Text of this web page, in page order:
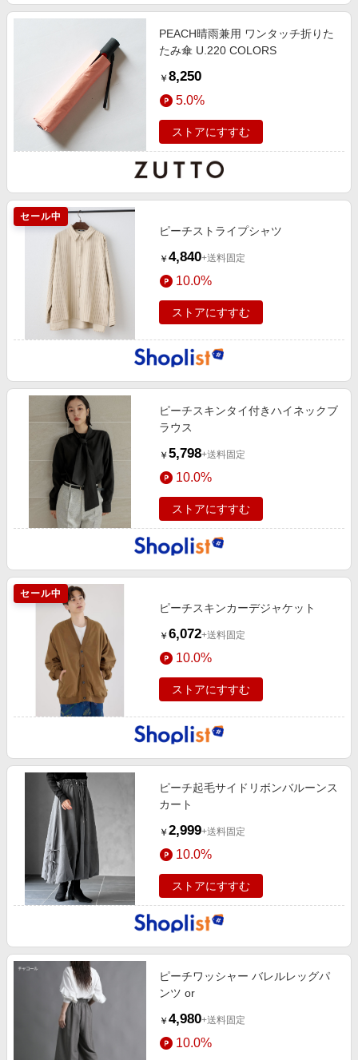
PEACH晴雨兼用 ワンタッチ折りた
たみ傘 U.220 COLORS
￥ 8,250
5.0%
ストアにすすむ
セール中
ピーチストライプシャツ
￥ 4,840+送料固定
10.0%
ストアにすすむ
ピーチスキンタイ付きハイネックブ
ラウス
￥ 5,798+送料固定
10.0%
ストアにすすむ
セール中
ピーチスキンカーデジャケット
￥ 6,072+送料固定
10.0%
ストアにすすむ
ピーチ起毛サイドリボンバルーンス
カート
￥ 2,999+送料固定
10.0%
ストアにすすむ
ピーチワッシャー バレルレッグパ
ンツ or
￥ 4,980+送料固定
10.0%